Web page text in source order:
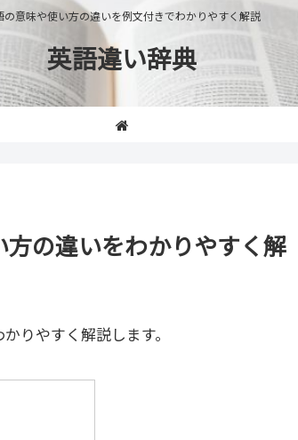
の意味や使い方の違いを例文付きでわかりやすく解説
英語違い辞典
の違いをわかりやすく解
りやすく解説します。